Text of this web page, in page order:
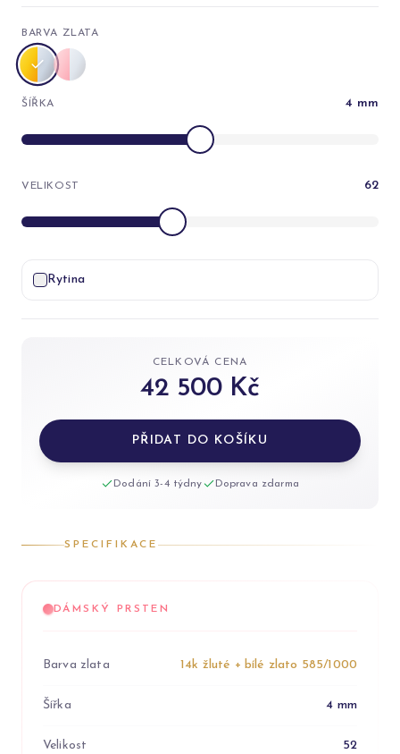
BARVA ZLATA
ŠÍŘKA 4 mm
VELIKOST 62
Rytina
CELKOVÁ CENA
42 500 Kč
PŘIDAT DO KOŠÍKU
Dodání 3-4 týdny Doprava zdarma
SPECIFIKACE
DÁMSKÝ PRSTEN
Barva zlata 14k žluté + bílé zlato 585/1000
Šířka 4 mm
Velikost 52